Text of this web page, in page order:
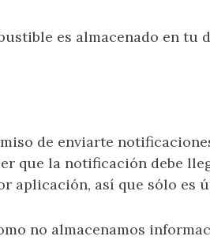
es almacenado en tu
de enviarte
que la notificación debe
aplicación, así que sólo es
no almacenamos